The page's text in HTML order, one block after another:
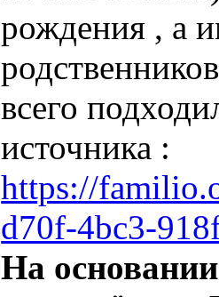
рождения , а
всего
источника :
https://
d70f-4bc3-
На